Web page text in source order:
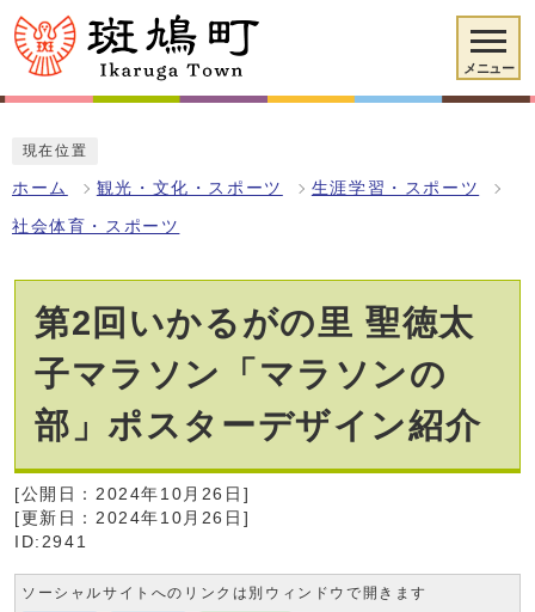
メニュー
現在位置
ホーム 観光・文化・スポーツ 生涯学習・スポーツ
社会体育・スポーツ
第2回いかるがの里 聖徳太
子マラソン「マラソンの
部」ポスターデザイン紹介
[公開日：2024年10月26日]
[更新日：2024年10月26日]
ID:2941
ソーシャルサイトへのリンクは別ウィンドウで開きます